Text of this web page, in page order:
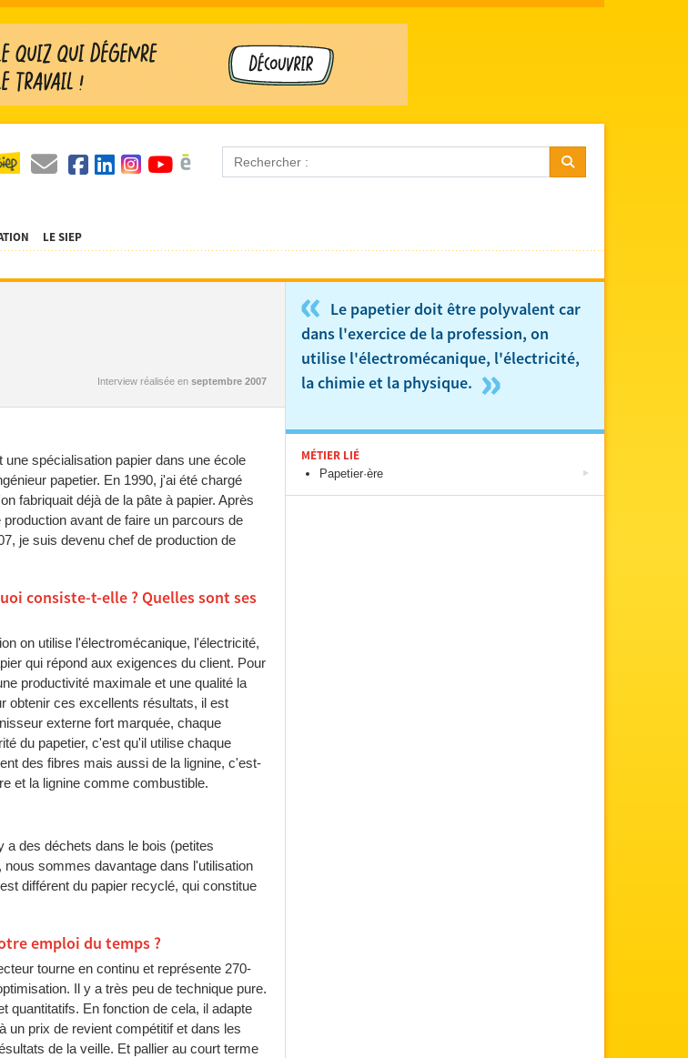
LE SIEP
Interview réalisée en septembre 2007
spécialisation papier dans une école
papetier. En 1990, j'ai été chargé
fabriquait déjà de la pâte à papier. Après
avant de faire un parcours de
je suis devenu chef de production de
consiste-t-elle ? Quelles sont ses
on utilise l'électromécanique, l'électricité,
qui répond aux exigences du client. Pour
productivité maximale et une qualité la
obtenir ces excellents résultats, il est
externe fort marquée, chaque
du papetier, c'est qu'il utilise chaque
des fibres mais aussi de la lignine, c'est-
et la lignine comme combustible.
a des déchets dans le bois (petites
sommes davantage dans l'utilisation
différent du papier recyclé, qui constitue
emploi du temps ?
tourne en continu et représente 270-
Il y a très peu de technique pure.
quantitatifs. En fonction de cela, il adapte
un prix de revient compétitif et dans les
de la veille. Et pallier au court terme
« Le papetier doit être polyvalent car
dans l'exercice de la profession, on
utilise l'électromécanique, l'électricité,
la chimie et la physique. »
MÉTIER LIÉ
Papetier·ère